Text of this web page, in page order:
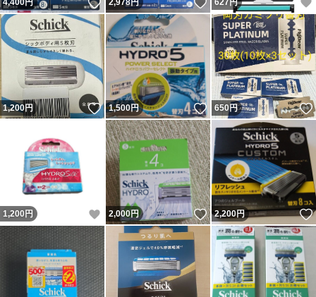
4,400円 いいね！
2,978円 いいね！
627 円
1,200円 いいね！
1,500円 いいね！
650円
1,200 円 いいね！
2,000円 いいね！
2,200円